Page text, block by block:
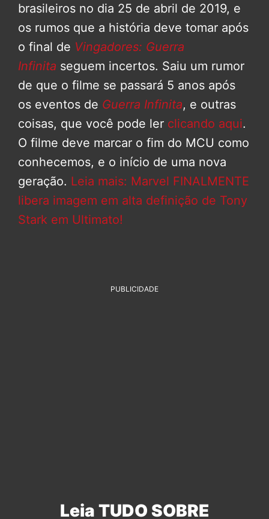
brasileiros no dia 25 de abril de 2019, e
os rumos que a história deve tomar após
o final de Vingadores: Guerra
Infinita seguem incertos. Saiu um rumor
de que o filme se passará 5 anos após
os eventos de Guerra Infinita, e outras
coisas, que você pode ler clicando aqui.
O filme deve marcar o fim do MCU como
conhecemos, e o início de uma nova
geração. Leia mais: Marvel FINALMENTE
libera imagem em alta definição de Tony
Stark em Ultimato!
PUBLICIDADE
Leia TUDO SOBRE